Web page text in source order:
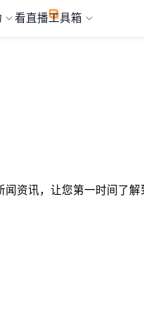
看直播工具箱
资讯，让您第一时间了